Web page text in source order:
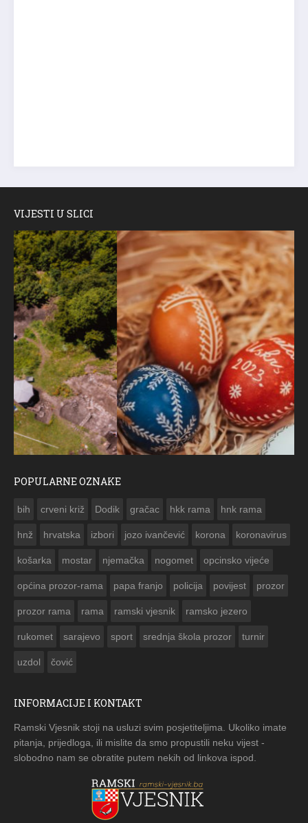
VIJESTI U SLICI
POPULARNE OZNAKE
bih crveni križ Dodik gračac hkk rama hnk rama
hnž hrvatska izbori jozo ivančević korona koronavirus
košarka mostar njemačka nogomet opcinsko vijeće
općina prozor-rama papa franjo policija povijest prozor
prozor rama rama ramski vjesnik ramsko jezero
rukomet sarajevo sport srednja škola prozor turnir
uzdol čović
INFORMACIJE I KONTAKT
Ramski Vjesnik stoji na usluzi svim posjetiteljima. Ukoliko imate
pitanja, prijedloga, ili mislite da smo propustili neku vijest -
slobodno nam se obratite putem nekih od linkova ispod.